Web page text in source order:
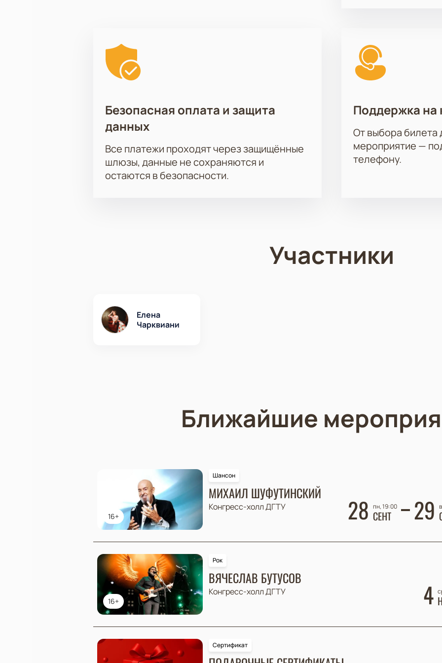
Безопасная оплата и защита
данных
Все платежи проходят через защищённые
шлюзы, данные не сохраняются и
остаются в безопасности.
Поддержка на
От выбора билета
мероприятие —
телефону.
Участники
Елена
Чарквиани
Ближайшие
16+
Шансон
МИХАИЛ ШУФУТИНСКИЙ
Конгресс-холл ДГТУ 28 пн, 19:00
СЕНТ 29
16+
Рок
ВЯЧЕСЛАВ БУТУСОВ
Конгресс-холл ДГТУ 4
Сертификат